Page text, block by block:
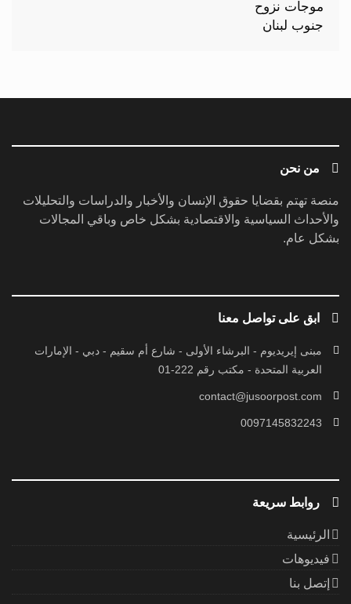
من نحن
منصة تهتم بقضايا حقوق الإنسان والأخبار والدراسات والتحليلات
والأحداث السياسية والاقتصادية بشكل خاص وباقي المجالات
بشكل عام.
ابق على تواصل معنا
مبنى إيريديوم - البرشاء الأولى - شارع أم سقيم - دبي - الإمارات
العربية المتحدة - مكتب رقم 222-01
contact@jusoorpost.com
0097145832243
روابط سريعة
الرئيسية
فيديوهات
إتصل بنا